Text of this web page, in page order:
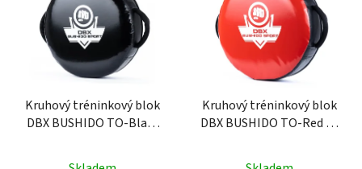
Kruhový tréninkový blok
DBX BUSHIDO TO-Black
Kruhový tréninkový blok
DBX BUSHIDO TO-Red 40